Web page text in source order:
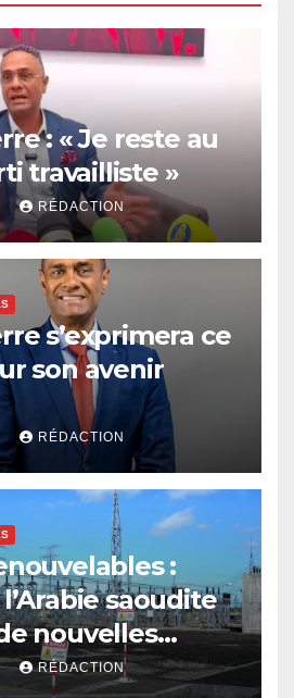
: « Je reste au
travailliste »
RÉDACTION
s’exprimera ce
son avenir
RÉDACTION
:
saoudite
nouvelles
RÉDACTION